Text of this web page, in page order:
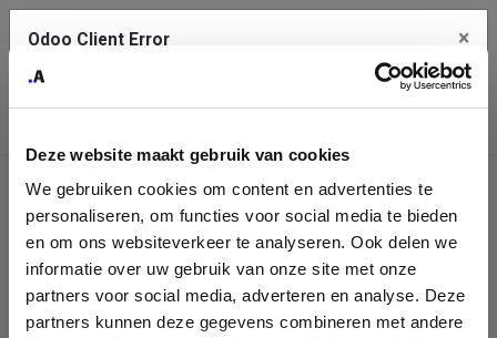
Deze website maakt gebruik van cookies
We gebruiken cookies om content en advertenties te
personaliseren, om functies voor social media te bieden
en om ons websiteverkeer te analyseren. Ook delen we
informatie over uw gebruik van onze site met onze
partners voor social media, adverteren en analyse. Deze
partners kunnen deze gegevens combineren met andere
Company
Identification
Please fill in your company details
Odoo Client Error ×
service.
See details